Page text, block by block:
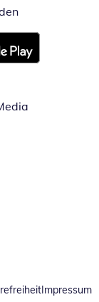
Öffnet in
Fenster
FensterFenster
neuem Fenster
Impressum